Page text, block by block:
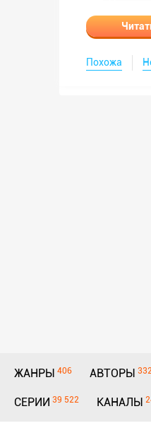
Похожа
ЖАНРЫ 406 АВТОРЫ
СЕРИИ 39 522 КАНАЛЫ